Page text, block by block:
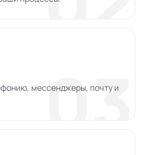
03
мессенджеры, почту и